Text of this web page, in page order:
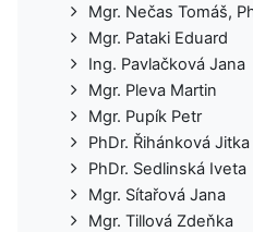
Mgr. Nečas Tomáš,
Mgr. Pataki Eduard
Ing. Pavlačková Jana
Mgr. Pleva Martin
Mgr. Pupík Petr
PhDr. Řihánková Jitka
PhDr. Sedlinská Iveta
Mgr. Sítařová Jana
Mgr. Tillová Zdeňka